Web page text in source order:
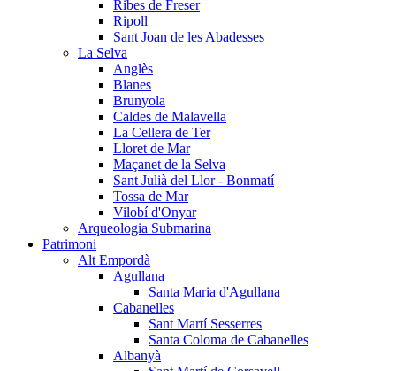
Ribes de Freser
Ripoll
Sant Joan de les Abadesses
La Selva
Anglès
Blanes
Brunyola
Caldes de Malavella
La Cellera de Ter
Lloret de Mar
Maçanet de la Selva
Sant Julià del Llor - Bonmatí
Tossa de Mar
Vilobí d'Onyar
Arqueologia Submarina
Patrimoni
Alt Empordà
Agullana
Santa Maria d'Agullana
Cabanelles
Sant Martí Sesserres
Santa Coloma de Cabanelles
Albanyà